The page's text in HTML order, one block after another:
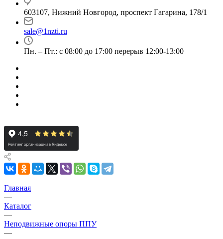
603107, Нижний Новгород, проспект Гагарина, 178/1
sale@1nzti.ru
Пн. – Пт.: с 08:00 до 17:00 перерыв 12:00-13:00
Главная
—
Каталог
—
Неподвижные опоры ППУ
—